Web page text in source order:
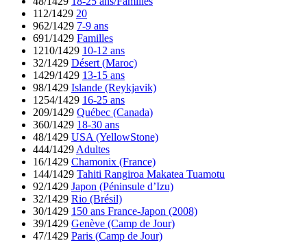
112/1429 20
962/1429 7-9 ans
691/1429 Familles
1210/1429 10-12 ans
32/1429 Désert (Maroc)
1429/1429 13-15 ans
98/1429 Islande (Reykjavik)
1254/1429 16-25 ans
209/1429 Québec (Canada)
360/1429 18-30 ans
48/1429 USA (YellowStone)
444/1429 Adultes
16/1429 Chamonix (France)
144/1429 Tahiti Rangiroa Makatea Tuamotu
92/1429 Japon (Péninsule d’Izu)
32/1429 Rio (Brésil)
30/1429 150 ans France-Japon (2008)
39/1429 Genève (Camp de Jour)
47/1429 Paris (Camp de Jour)